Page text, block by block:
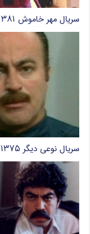
سریال مهر خاموش ۱۳۸۱
سریال نوعی دیگر ۱۳۷۵